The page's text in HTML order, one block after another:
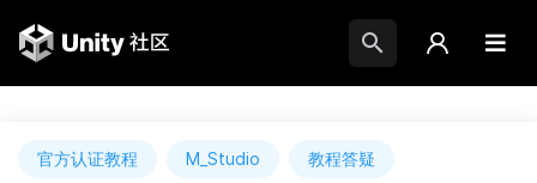
官方认证教程 M_Studio 教程答疑